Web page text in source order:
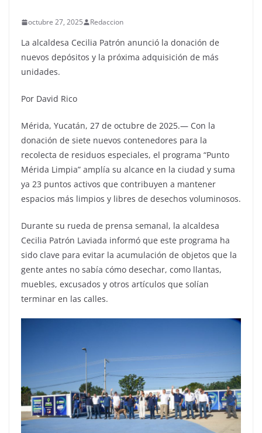
octubre 27, 2025 Redaccion
La alcaldesa Cecilia Patrón anunció la donación de
nuevos depósitos y la próxima adquisición de más
unidades.
Por David Rico
Mérida, Yucatán, 27 de octubre de 2025.— Con la
donación de siete nuevos contenedores para la
recolecta de residuos especiales, el programa “Punto
Mérida Limpia” amplía su alcance en la ciudad y suma
ya 23 puntos activos que contribuyen a mantener
espacios más limpios y libres de desechos voluminosos.
Durante su rueda de prensa semanal, la alcaldesa
Cecilia Patrón Laviada informó que este programa ha
sido clave para evitar la acumulación de objetos que la
gente antes no sabía cómo desechar, como llantas,
muebles, excusados y otros artículos que solían
terminar en las calles.